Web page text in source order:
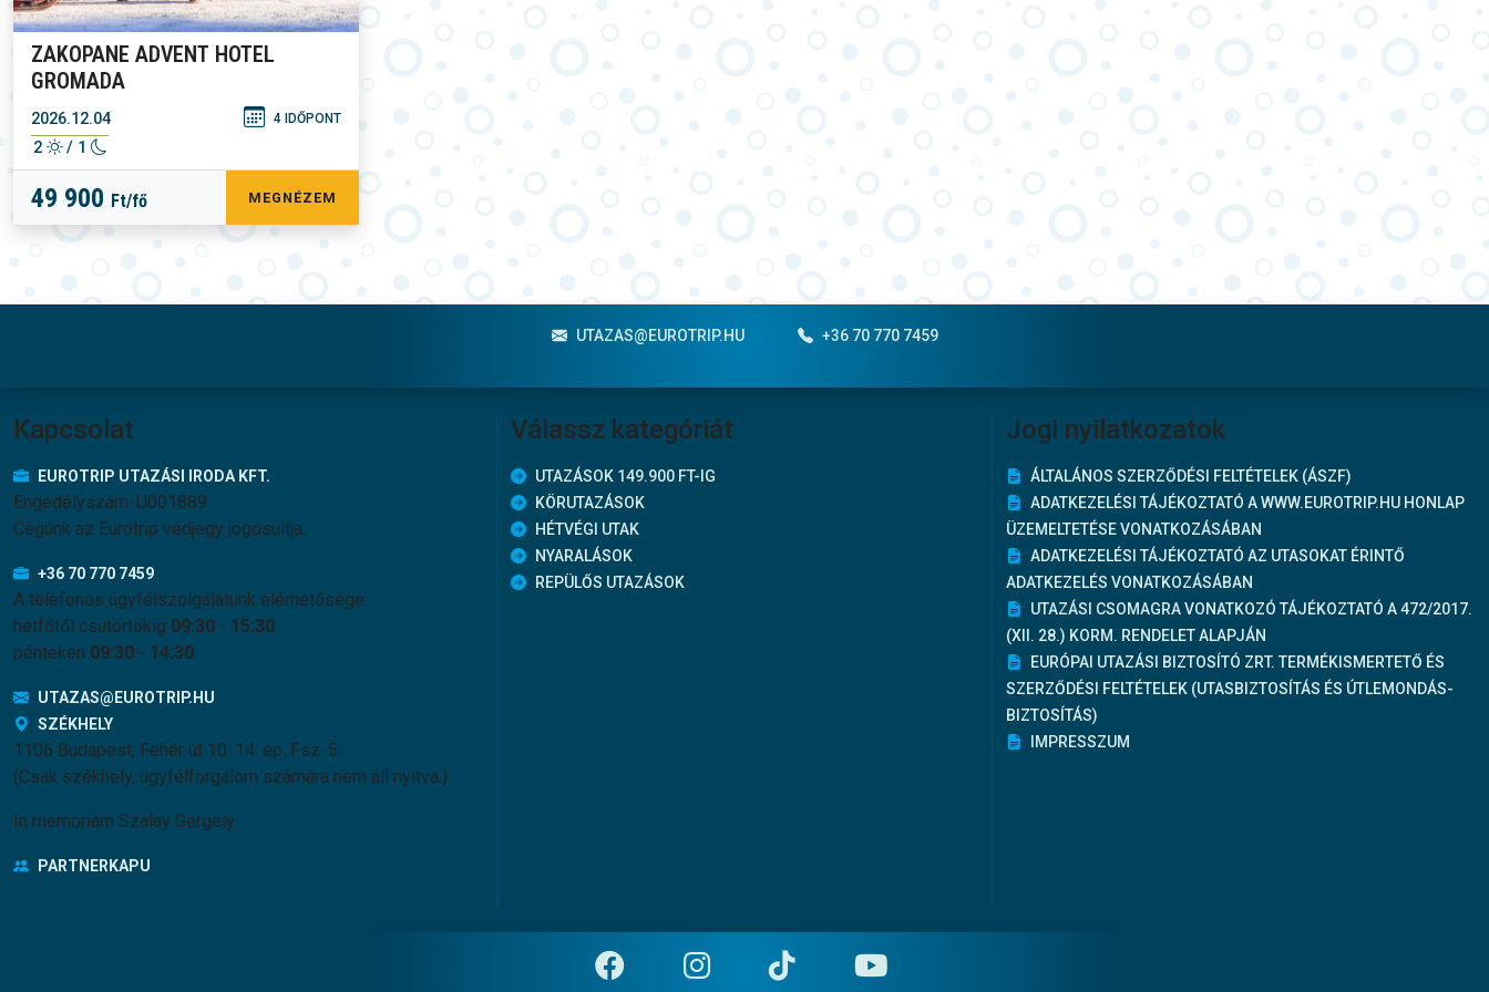
ZAKOPANE ADVENT HOTEL
GROMADA
2026.12.04 4 IDŐPONT
2 / 1
49 900 Ft/fő MEGNÉZEM
UTAZAS@EUROTRIP.HU +36 70 770 7459
Kapcsolat
EUROTRIP UTAZÁSI IRODA KFT.
Engedélyszám: U001889
Cégünk az Eurotrip védjegy jogosultja.
+36 70 770 7459
A telefonos ügyfélszolgálatunk elérhetősége:
hétfőtől csütörtökig 09:30 - 15:30
pénteken 09:30 - 14:30
UTAZAS@EUROTRIP.HU
SZÉKHELY
1106 Budapest, Fehér út 10. 14. ép. Fsz. 5.
(Csak székhely, ügyfélforgalom számára nem áll nyitva.)
In memoriam Szalay Gergely
PARTNERKAPU
Válassz kategóriát
UTAZÁSOK 149.900 FT-IG
KÖRUTAZÁSOK
HÉTVÉGI UTAK
NYARALÁSOK
REPÜLŐS UTAZÁSOK
Jogi nyilatkozatok
ÁLTALÁNOS SZERZŐDÉSI FELTÉTELEK (ÁSZF)
ADATKEZELÉSI TÁJÉKOZTATÓ A WWW.EUROTRIP.HU HONLAP
ÜZEMELTETÉSE VONATKOZÁSÁBAN
ADATKEZELÉSI TÁJÉKOZTATÓ AZ UTASOKAT ÉRINTŐ
ADATKEZELÉS VONATKOZÁSÁBAN
UTAZÁSI CSOMAGRA VONATKOZÓ TÁJÉKOZTATÓ A 472/2017.
(XII. 28.) KORM. RENDELET ALAPJÁN
EURÓPAI UTAZÁSI BIZTOSÍTÓ ZRT. TERMÉKISMERTETŐ ÉS
SZERZŐDÉSI FELTÉTELEK (UTASBIZTOSÍTÁS ÉS ÚTLEMONDÁS-
BIZTOSÍTÁS)
IMPRESSZUM